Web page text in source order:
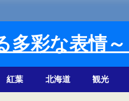
多彩な表情
紅葉 北海道 観光